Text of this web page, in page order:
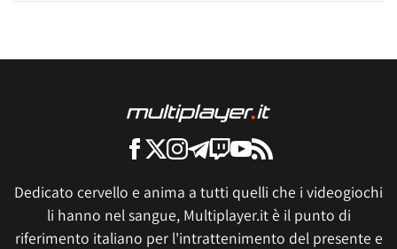
Dedicato cervello e anima a tutti quelli che i videogiochi
li hanno nel sangue, Multiplayer.it è il punto di
riferimento italiano per l'intrattenimento del presente e